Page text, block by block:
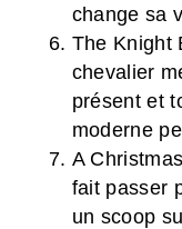
change sa
The Knight
chevalier
présent et
moderne
A
fait passer
un scoop